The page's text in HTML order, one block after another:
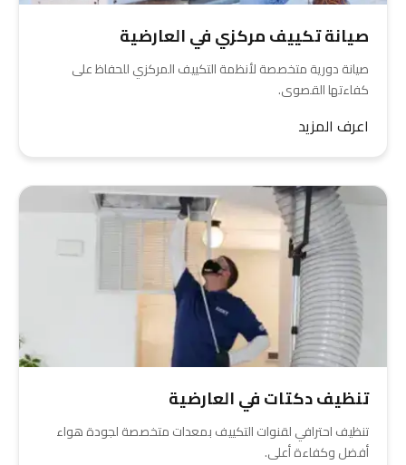
صيانة تكييف مركزي في العارضية
صيانة دورية متخصصة لأنظمة التكييف المركزي للحفاظ على
كفاءتها القصوى.
اعرف المزيد
تنظيف دكتات في العارضية
تنظيف احترافي لقنوات التكييف بمعدات متخصصة لجودة هواء
أفضل وكفاءة أعلى.